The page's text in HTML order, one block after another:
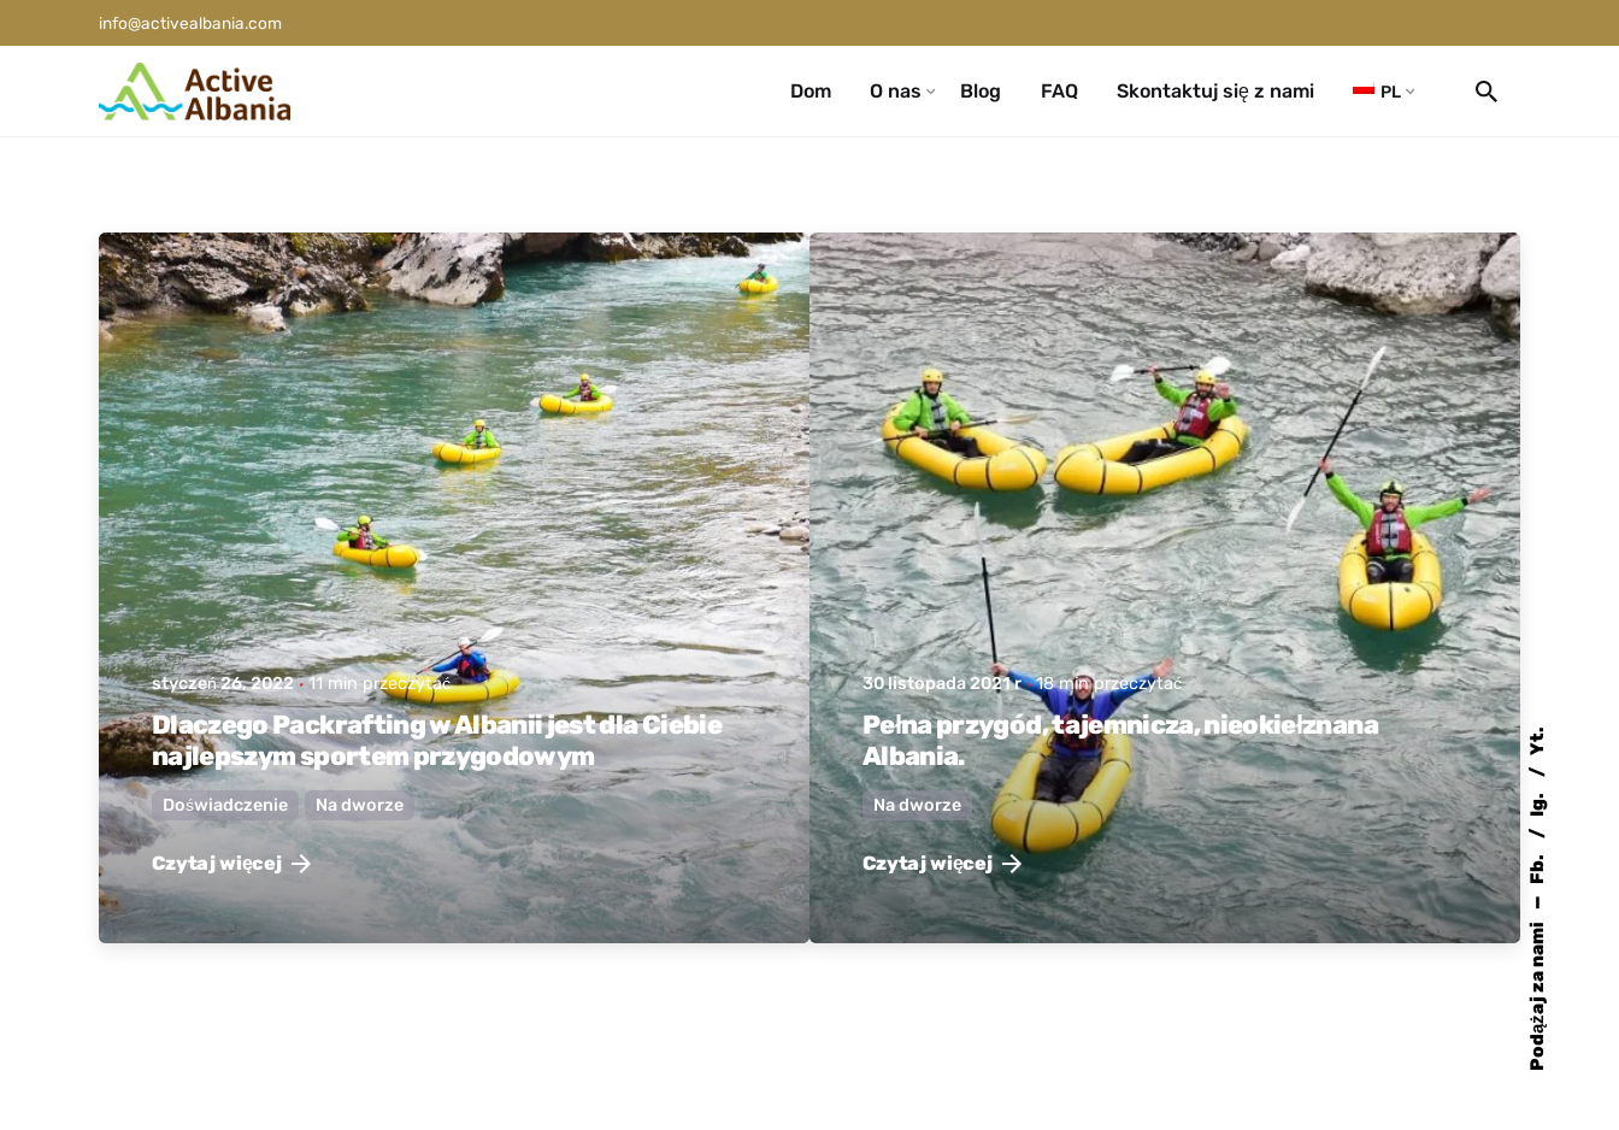
Podążaj za nami
Fb.
Ig.
Yt.
info@activealbania.com
Dom O nas Blog FAQ Skontaktuj się z nami PL
HE
UK
BS
NL
CS
Wysłane przez
Aktywna Albania
styczeń 26, 2022 11 min przeczytać
Dlaczego Packrafting w Albanii jest dla Ciebie
najlepszym sportem przygodowym
Doświadczenie Na dworze
Czytaj więcej
Wysłane przez
Aktywna Albania
30 listopada 2021 r 18 min przeczytać
Pełna przygód, tajemnicza, nieokiełznana
Albania.
Na dworze
Czytaj więcej